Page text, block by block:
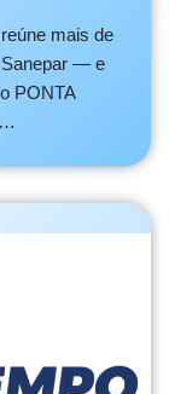
mais de
— e
PONTA